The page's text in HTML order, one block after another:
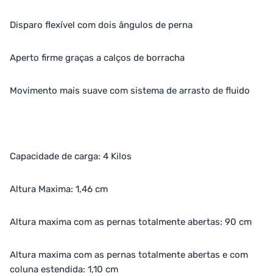
Disparo flexível com dois ângulos de perna
Aperto firme graças a calços de borracha
Movimento mais suave com sistema de arrasto de fluido
Capacidade de carga: 4 Kilos
Altura Maxima: 1,46 cm
Altura maxima com as pernas totalmente abertas: 90 cm
Altura maxima com as pernas totalmente abertas e com
coluna estendida: 1,10 cm